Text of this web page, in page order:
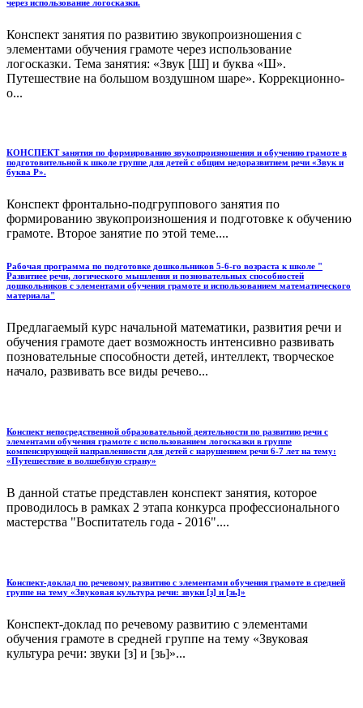
через использование логосказки.
Конспект занятия по развитию звукопроизношения с
элементами обучения грамоте через использование
логосказки. Тема занятия: «Звук [Ш] и буква «Ш».
Путешествие на большом воздушном шаре». Коррекционно-
о...
КОНСПЕКТ занятия по формированию звукопроизношения и обучению грамоте в
подготовительной к школе группе для детей с общим недоразвитием речи «Звук и
буква Р».
Конспект фронтально-подгруппового занятия по
формированию звукопроизношения и подготовке к обучению
грамоте. Второе занятие по этой теме....
Рабочая программа по подготовке дошкольников 5-6-го возраста к школе "
Развитиее речи, логического мышления и позновательных способностей
дошкольников с элементами обучения грамоте и использованием математического
материала"
Предлагаемый курс начальной математики, развития речи и
обучения грамоте дает возможность интенсивно развивать
позновательные способности детей, интеллект, творческое
начало, развивать все виды речево...
Конспект непосредственной образовательной деятельности по развитию речи с
элементами обучения грамоте с использованием логосказки в группе
компенсирующей направленности для детей с нарушением речи 6-7 лет на тему:
«Путешествие в волшебную страну»
В данной статье представлен конспект занятия, которое
проводилось в рамках 2 этапа конкурса профессионального
мастерства "Воспитатель года - 2016"....
Конспект-доклад по речевому развитию с элементами обучения грамоте в средней
группе на тему «Звуковая культура речи: звуки [з] и [зь]»
Конспект-доклад по речевому развитию с элементами
обучения грамоте в средней группе на тему «Звуковая
культура речи: звуки [з] и [зь]»...